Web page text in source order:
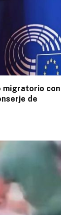
migratorio con
de